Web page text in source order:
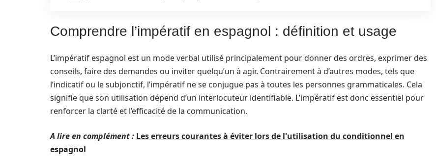
Comprendre l’impératif en espagnol : définition et usage
L’impératif espagnol est un mode verbal utilisé principalement pour donner des ordres, exprimer des
conseils, faire des demandes ou inviter quelqu’un à agir. Contrairement à d’autres modes, tels que
l’indicatif ou le subjonctif, l’impératif ne se conjugue pas à toutes les personnes grammaticales. Cela
signifie que son utilisation dépend d’un interlocuteur identifiable. L’impératif est donc essentiel pour
renforcer la clarté et l’efficacité de la communication.
A lire en complément : Les erreurs courantes à éviter lors de l'utilisation du conditionnel en
espagnol